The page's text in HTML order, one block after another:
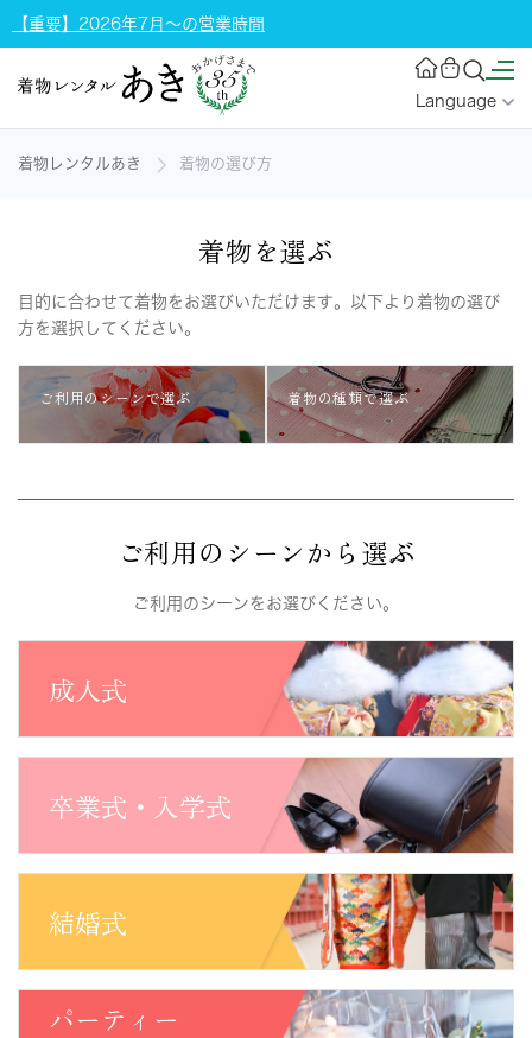
【重要】2026年7月～の営業時間
Language
着物レンタルあき 着物の選び方
着物を選ぶ
目的に合わせて着物をお選びいただけます。以下より着物の選び
方を選択してください。
ご利用のシーンで選ぶ 着物の種類で選ぶ
ご利用のシーンから選ぶ
ご利用のシーンをお選びください。
成人式
卒業式・入学式
結婚式
パーティー